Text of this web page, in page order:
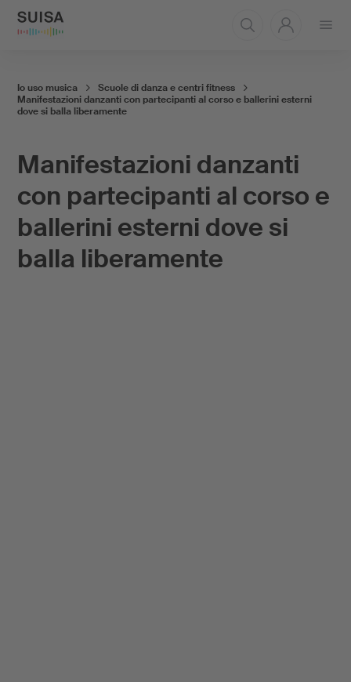
Manifestazioni danzanti
con partecipanti al corso e
ballerini esterni dove si
balla liberamente
Io uso musica
Scuole di danza e centri fitness
Manifestazioni danzanti con partecipanti al corso e ballerini esterni
dove si balla liberamente